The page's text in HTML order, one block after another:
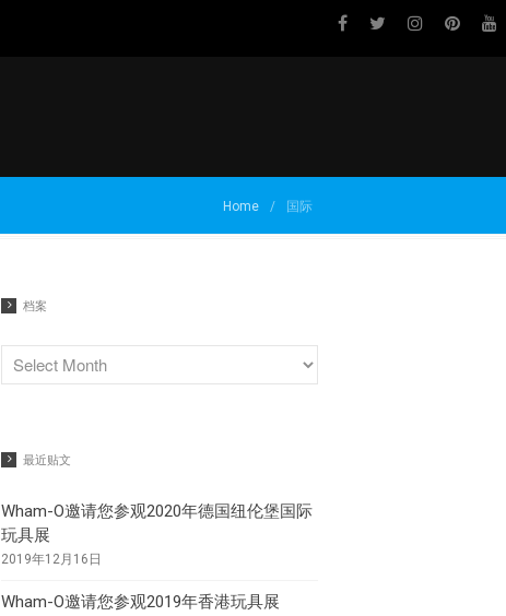
Arctic Force
Home / 国际
档案
最近贴文
Wham-O邀请您参观2020年德国纽伦堡国际
玩具展
2019年12月16日
Wham-O邀请您参观2019年香港玩具展